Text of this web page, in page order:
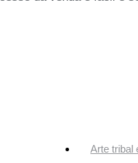
Arte tribal